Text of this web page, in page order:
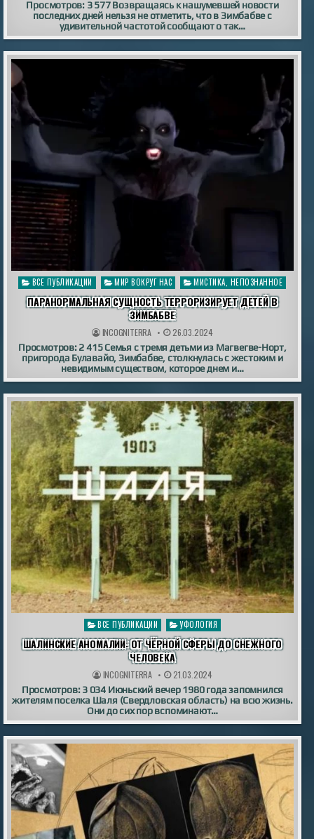
Просмотров: 3 577 Возвращаясь к нашумевшей новости
последних дней нельзя не отметить, что в Зимбабве с
удивительной частотой сообщают о так…
Опубликовано
в
ВСЕ ПУБЛИКАЦИИ МИР ВОКРУГ НАС МИСТИКА, НЕПОЗНАННОЕ
ПАРАНОРМАЛЬНАЯ СУЩНОСТЬ ТЕРРОРИЗИРУЕТ ДЕТЕЙ В
ЗИМБАБВЕ
INCOGNITERRA 26.03.2024
Просмотров: 2 415 Семья с тремя детьми из Магвегве-Норт,
пригорода Булавайо, Зимбабве, столкнулась с жестоким и
невидимым существом, которое днем ​​и…
Опубликовано
в
ВСЕ ПУБЛИКАЦИИ УФОЛОГИЯ
ШАЛИНСКИЕ АНОМАЛИИ: ОТ ЧЁРНОЙ СФЕРЫ ДО СНЕЖНОГО
ЧЕЛОВЕКА
INCOGNITERRA 21.03.2024
Просмотров: 3 034 Июньский вечер 1980 года запомнился
жителям поселка Шаля (Свердловская область) на всю жизнь.
Они до сих пор вспоминают…